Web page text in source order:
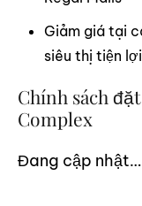
Giảm giá tại
siêu thị tiện
Chính sách
Complex
Đang cập nhật…